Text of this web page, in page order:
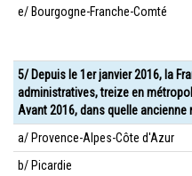
e/ Bourgogne-Franche-Comté
5/ Depuis le 1er janvier 2016, la
administratives, treize en
Avant 2016, dans quelle ancienne
a/ Provence-Alpes-Côte d'Azur
b/ Picardie